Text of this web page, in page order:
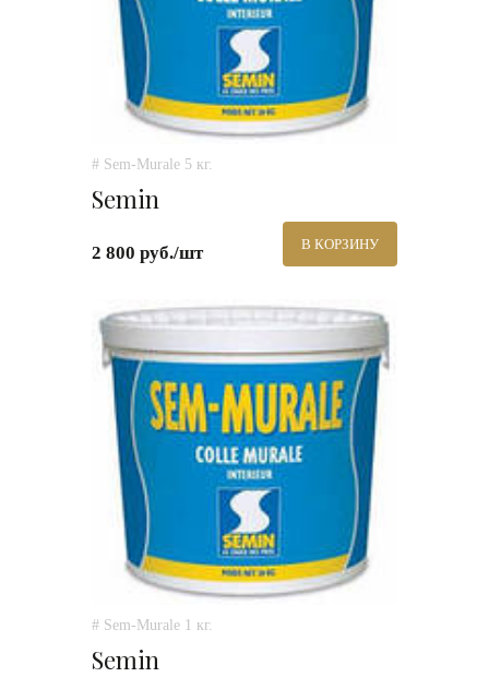
# Sem-Murale 5 кг.
Semin
2 800 руб./шт В КОРЗИНУ
# Sem-Murale 1 кг.
Semin